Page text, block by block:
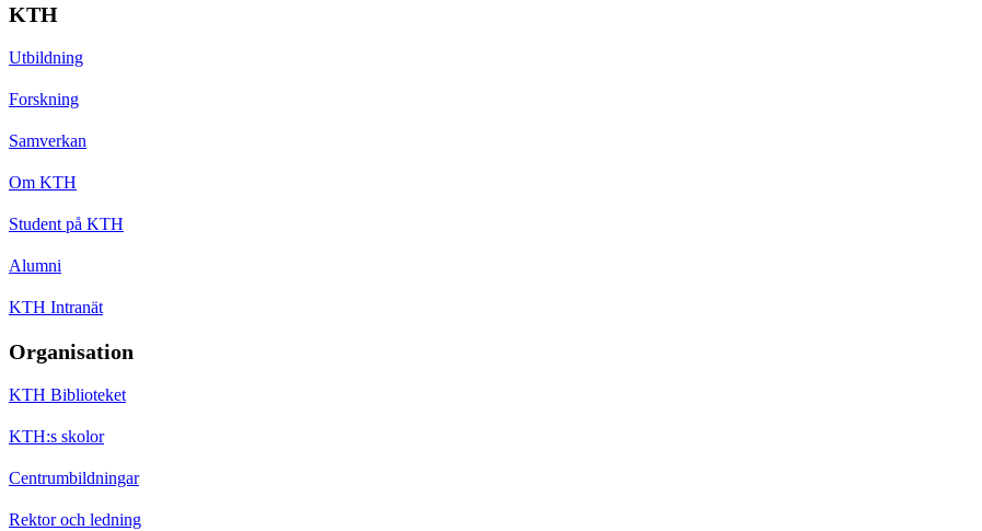
KTH
Utbildning
Forskning
Samverkan
Om KTH
Student på KTH
Alumni
KTH Intranät
Organisation
KTH Biblioteket
KTH:s skolor
Centrumbildningar
Rektor och ledning